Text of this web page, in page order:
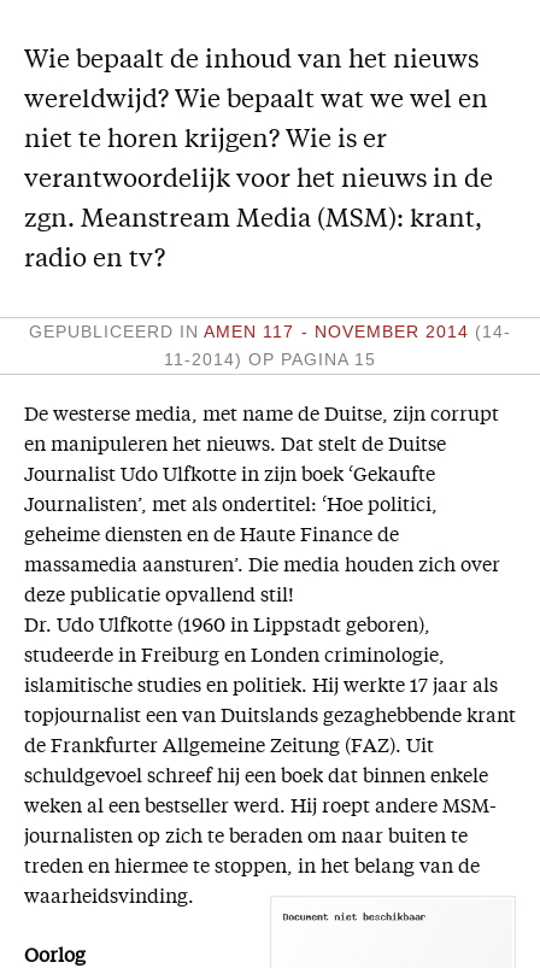
Service
Adreswijziging
Nabestellen
Vragen en opmerkingen
En verder
Wie bepaalt de inhoud van het nieuws
wereldwijd? Wie bepaalt wat we wel en
niet te horen krijgen? Wie is er
verantwoordelijk voor het nieuws in de
zgn. Meanstream Media (MSM): krant,
radio en tv?
GEPUBLICEERD INAMEN 117 - NOVEMBER 2014 (14-
11-2014) OP PAGINA 15
De westerse media, met name de Duitse, zijn corrupt
en manipuleren het nieuws. Dat stelt de Duitse
Journalist Udo Ulfkotte in zijn boek ‘Gekaufte
Journalisten’, met als ondertitel: ‘Hoe politici,
geheime diensten en de Haute Finance de
massamedia aansturen’. Die media houden zich over
deze publicatie opvallend stil!
Dr. Udo Ulfkotte (1960 in Lippstadt geboren),
studeerde in Freiburg en Londen criminologie,
islamitische studies en politiek. Hij werkte 17 jaar als
topjournalist een van Duitslands gezaghebbende krant
de Frankfurter Allgemeine Zeitung (FAZ). Uit
schuldgevoel schreef hij een boek dat binnen enkele
weken al een bestseller werd. Hij roept andere MSM-
journalisten op zich te beraden om naar buiten te
treden en hiermee te stoppen, in het belang van de
waarheidsvinding.
Oorlog